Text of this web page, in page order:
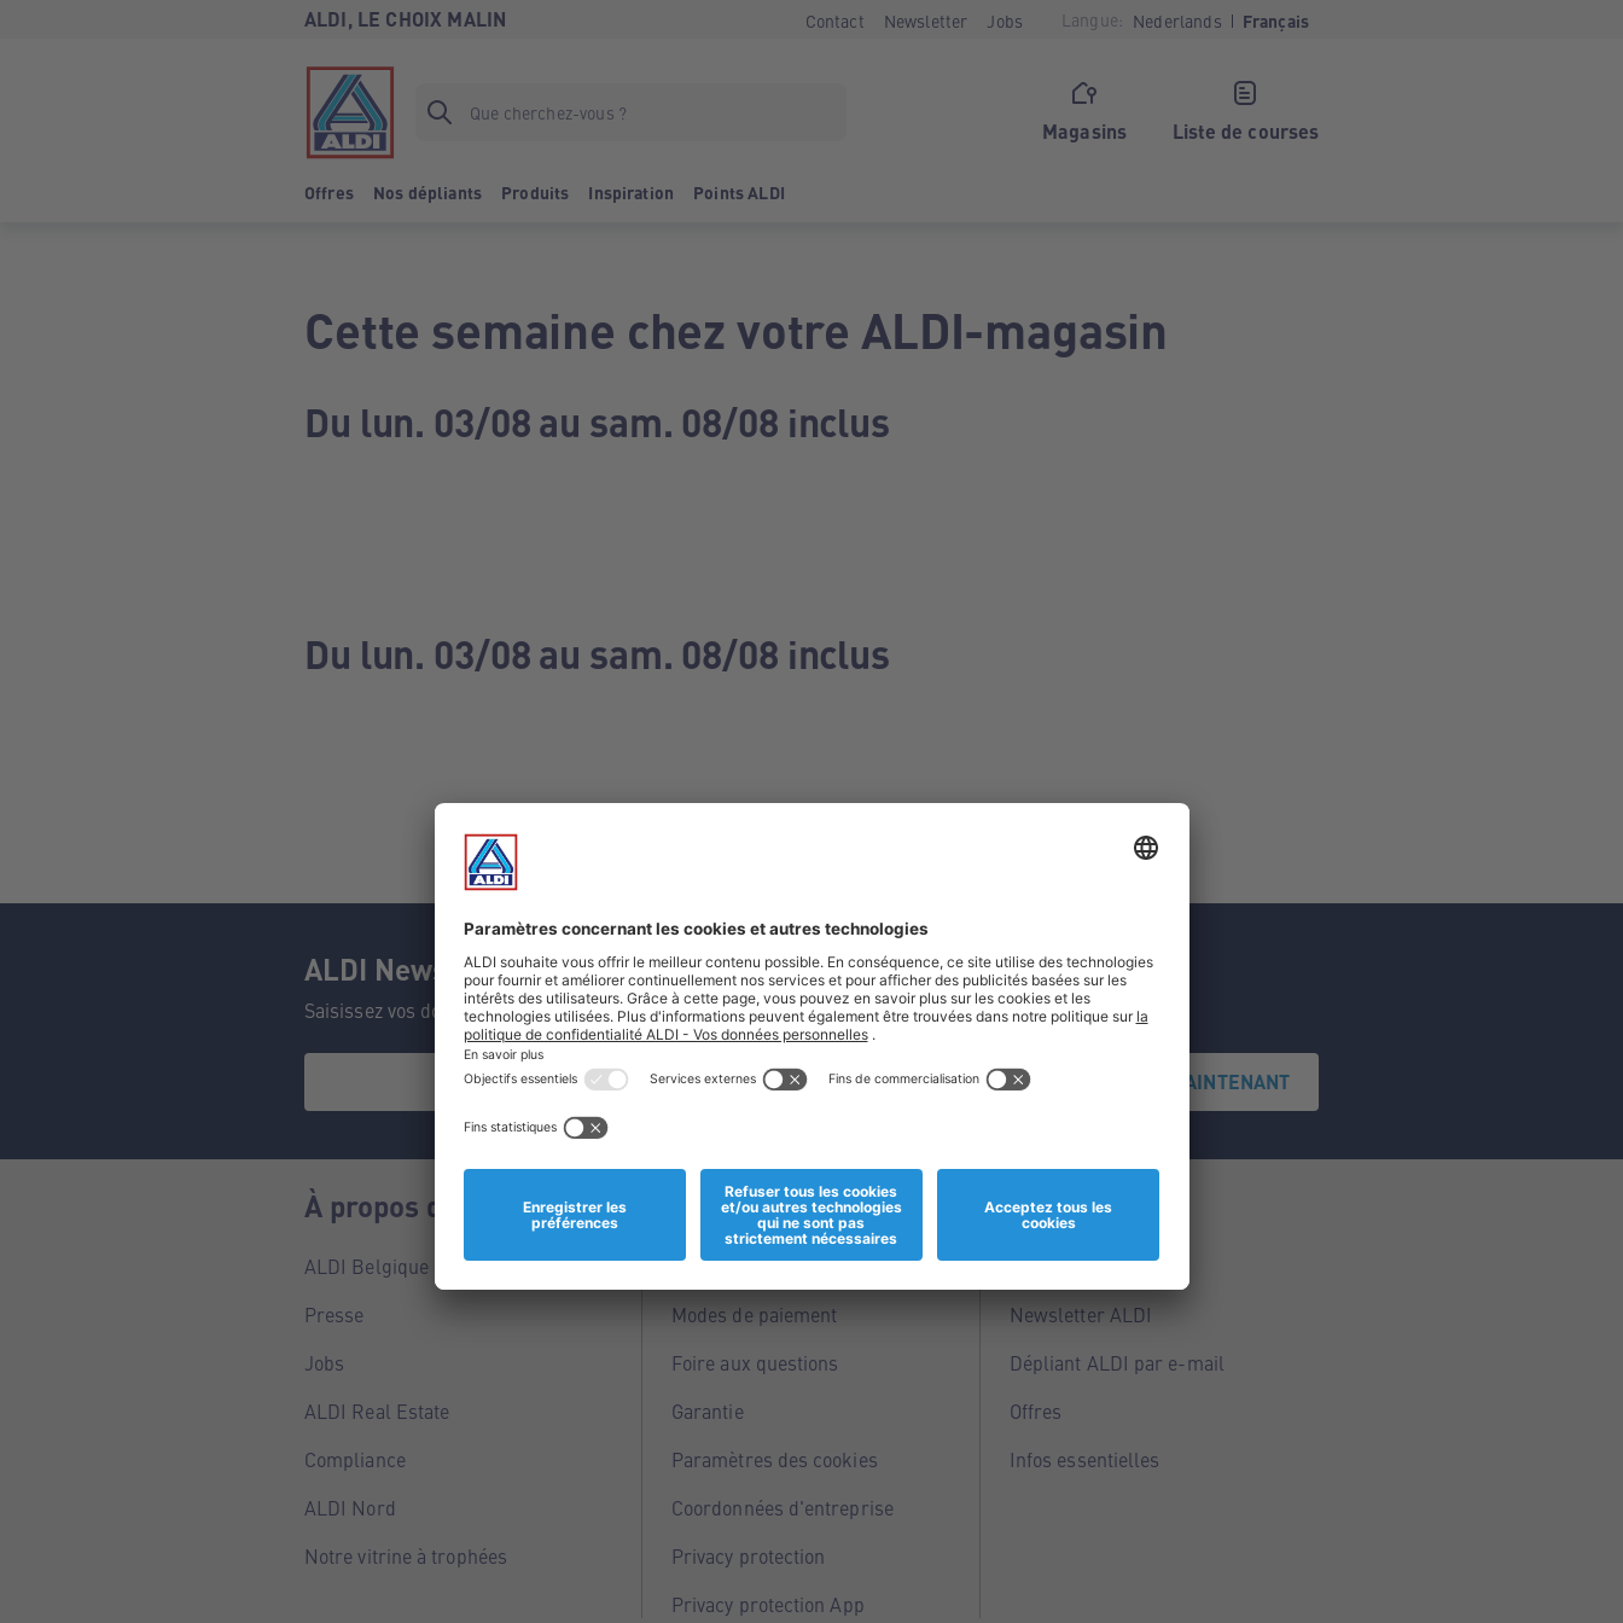
ALDI, LE CHOIX MALIN Contact Newsletter Jobs Langue: Nederlands Français
Magasins Liste de courses
Offres Nos dépliants Produits Inspiration Points ALDI
Cette semaine chez votre ALDI-magasin
Du lun. 03/08 au sam. 08/08 inclus
Du lun. 03/08 au sam. 08/08 inclus
ALDI Newsletter
Saisissez vos données et ne manquez aucune de nos offres.
S'INSCRIRE MAINTENANT
À propos de nous
ALDI Belgique
Presse
Jobs
ALDI Real Estate
Compliance
ALDI Nord
Notre vitrine à trophées
Informations
Magasins
Modes de paiement
Foire aux questions
Garantie
Paramètres des cookies
Coordonnées d'entreprise
Privacy protection
Privacy protection App
Service
Points ALDI
Newsletter ALDI
Dépliant ALDI par e-mail
Offres
Infos essentielles